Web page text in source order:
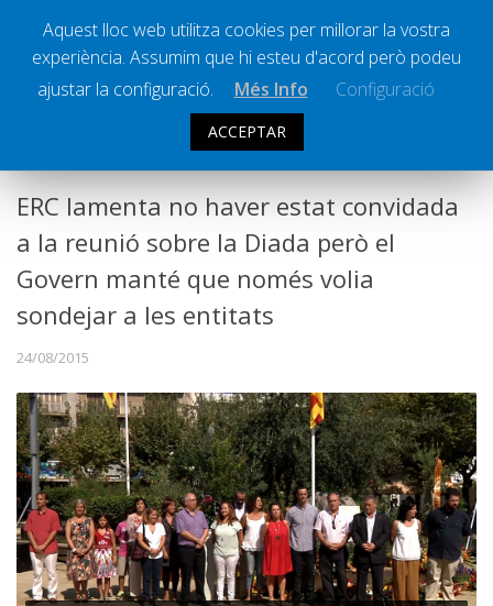
Pòdcasts
Vídeos
Graella
Publicitat
Contacte
Ràdio Calella Televisió
ERC lamenta no haver estat convidada
a la reunió sobre la Diada però el
Govern manté que només volia
sondejar a les entitats
24/08/2015
Aquest lloc web utilitza cookies per millorar la vostra
experiència. Assumim que hi esteu d'acord però podeu
ajustar la configuració.
Més Info Configuració
ACCEPTAR